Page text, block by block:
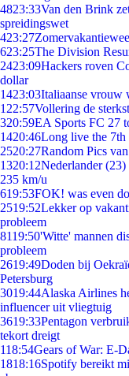
4823:33Van den Brink
spreidingswet
423:27
623:25The Division
2423:09Hackers roven
dollar
1423:03Italiaanse vrouw
1 22:57Vollering de
320:59EA Sports FC 27
1420:46Long live the 7th
2520:27Random Pics
1320:12Nederlander (23)
235 km/u
619:53FOK! was even
2519:52Lekker op
probleem
8119:50'Witte' mannen
probleem
2619:49Doden bij
Petersburg
3019:44Alaska Airlines
influencer uit vliegtuig
3619:33Pentagon
tekort dreigt
118:54Gears of War: E-
1818:16Spotify bereikt